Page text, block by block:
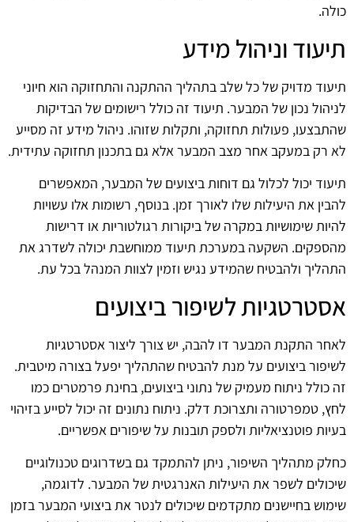
כולה.
תיעוד וניהול מידע
תיעוד מדויק של כל שלב בתהליך ההתקנה והתחזוקה הוא חיוני
לניהול נכון של המבער. תיעוד זה כולל רישומים של הבדיקות
שהתבצעו, פעולות תחזוקה, ותקלות שזוהו. ניהול מידע זה מסייע
לא רק במעקב אחר מצב המבער אלא גם בתכנון תחזוקה עתידית.
תיעוד יכול לכלול גם דוחות ביצועים של המבער, המאפשרים
להבין את היעילות שלו לאורך זמן. בנוסף, רשומות אלו עשויות
להיות שימושיות במקרה של ביקורות רגולטוריות או דרישות
מהספקים. השקעה במערכת תיעוד ממוחשבת יכולה לשדרג את
התהליך ולהבטיח שהמידע נגיש וזמין לצוות המנהל בכל עת.
אסטרטגיות לשיפור ביצועים
לאחר התקנת המבער דו להבה, יש צורך ליצור אסטרטגיות
לשיפור ביצועים על מנת להבטיח שהתהליך יפעל בצורה מיטבית.
זה כולל ניתוח מעמיק של נתוני ביצועים, בחינת פרמטרים כמו
לחץ, טמפרטורה ותצרוכת דלק. ניתוח נתונים זה יכול לסייע בזיהוי
בעיות פוטנציאליות ולספק תובנות על שיפורים אפשריים.
כחלק מתהליך השיפור, ניתן להתמקד גם בשדרוגים טכנולוגיים
שיכולים לשפר את היעילות האנרגטית של המבער. לדוגמה,
שימוש בחיישנים מתקדמים שיכולים לנטר את ביצועי המבער בזמן